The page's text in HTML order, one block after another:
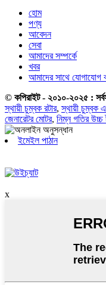
হোম
পণ্য
আবেদন
সেবা
আমাদের সম্পর্কে
খবর
আমাদের সাথে যোগাযোগ
© কপিরাইট - ২০১০-২০২৫ :
স্থায়ী চুম্বক রটার,স্থায়ী চুম্বক
জেনারেটর মোটর, নিম্ন গতির উচ্চ
ইমেইল পাঠান
x